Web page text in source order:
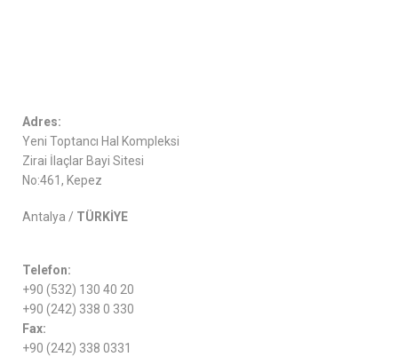
Adres:
Yeni Toptancı Hal Kompleksi
Zirai İlaçlar Bayi Sitesi
No:461, Kepez
Antalya / TÜRKİYE
Telefon:
+90 (532) 130 40 20
+90 (242) 338 0 330
Fax:
+90 (242) 338 0331